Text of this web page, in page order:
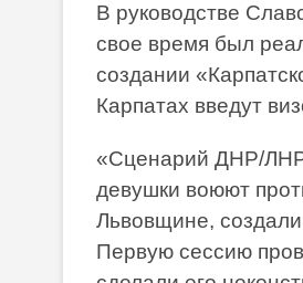
В руководстве
свое время был
создании
Карпатах введут
«Сценарий ДНР/
девушки воюют
Львовщине,
Первую сессию